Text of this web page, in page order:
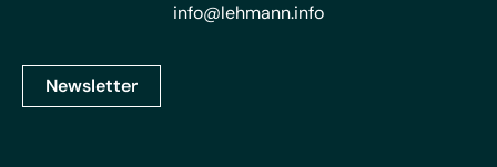
info@lehmann.info
Newsletter